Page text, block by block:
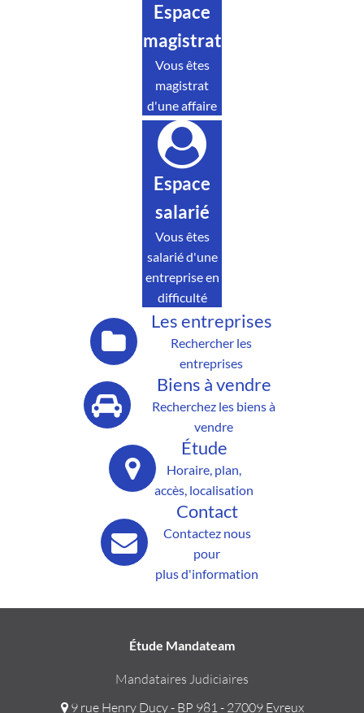
Espace
magistrat
Vous êtes
magistrat
d'une affaire
Espace
salarié
Vous êtes
salarié d'une
entreprise en
difficulté
Les entreprises
Rechercher les
entreprises
Biens à vendre
Recherchez les biens à
vendre
Étude
Horaire, plan,
accès, localisation
Contact
Contactez nous
pour
plus d'information
Étude Mandateam
Mandataires Judiciaires
9 rue Henry Ducy - BP 981 - 27009 Evreux